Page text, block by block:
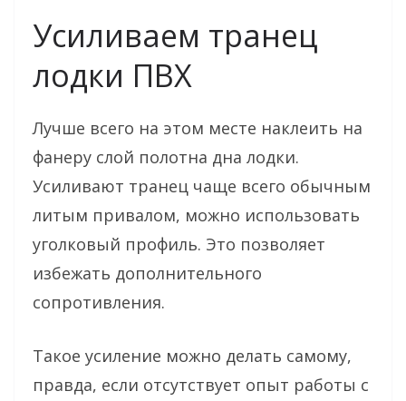
Усиливаем транец
лодки ПВХ
Лучше всего на этом месте наклеить на
фанеру слой полотна дна лодки.
Усиливают транец чаще всего обычным
литым привалом, можно использовать
уголковый профиль. Это позволяет
избежать дополнительного
сопротивления.
Такое усиление можно делать самому,
правда, если отсутствует опыт работы с